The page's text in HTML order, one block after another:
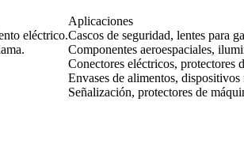
Aplicaciones
eléctrico.Cascos de seguridad, lentes para
Componentes aeroespaciales,
Conectores eléctricos, protectores
Envases de alimentos, dispositivos
Señalización, protectores de